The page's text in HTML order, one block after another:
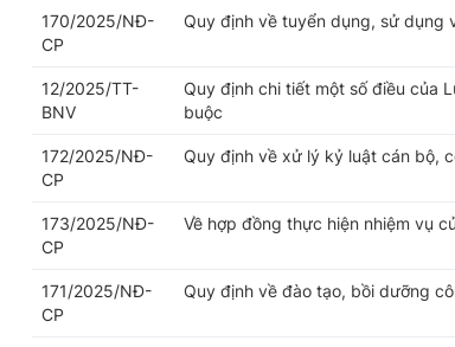
170/2025/NĐ-
CP
Quy định về tuyển dụng, sử dụng
12/2025/TT-
BNV
Quy định chi tiết một số điều của
buộc
172/2025/NĐ-
CP
Quy định về xử lý kỷ luật cán bộ,
173/2025/NĐ-
CP
Về hợp đồng thực hiện nhiệm vụ
171/2025/NĐ-
CP
Quy định về đào tạo, bồi dưỡng